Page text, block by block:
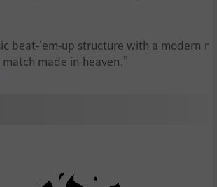
beat-'em-up structure with a modern r
made in heaven.”